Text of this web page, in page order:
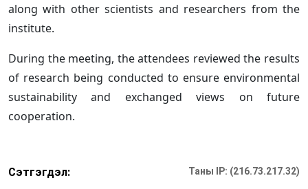
along with other scientists and researchers from the
institute.
During the meeting, the attendees reviewed the results
of research being conducted to ensure environmental
sustainability and exchanged views on future
cooperation.
Сэтгэгдэл: Таны IP: (216.73.217.32)